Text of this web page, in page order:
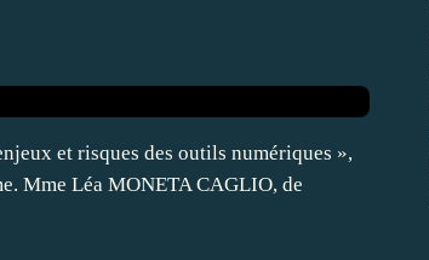
et risques des outils numériques »,
Mme Léa MONETA CAGLIO, de